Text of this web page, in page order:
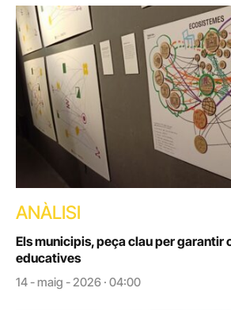
ANÀLISI
Els municipis, peça clau per garantir
educatives
14 - maig - 2026 · 04:00